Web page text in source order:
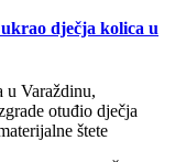
dječja kolica u
u Varaždinu,
otuđio dječja
štete